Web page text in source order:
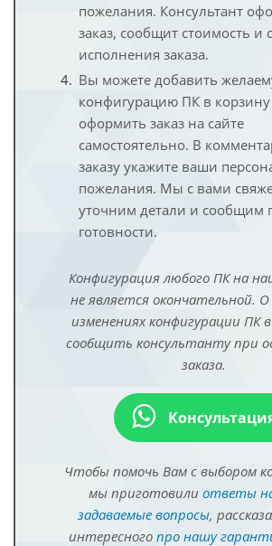
пожелания. Консультант
заказ, сообщит стоимость и
исполнения заказа.
Вы можете добавить
конфигурацию ПК в
оформить заказ на сайте
самостоятельно. В
заказу укажите ваши
пожелания. Мы с вами
уточним детали и сообщим
готовности.
Конфигурация любого ПК на
не является окончательной.
изменениях конфигурации ПК
сообщить консультанту при
заказа.
Чтобы помочь Вам с выбором
мы приготовили ответы
задаваемые вопросы,
интересного про нашу